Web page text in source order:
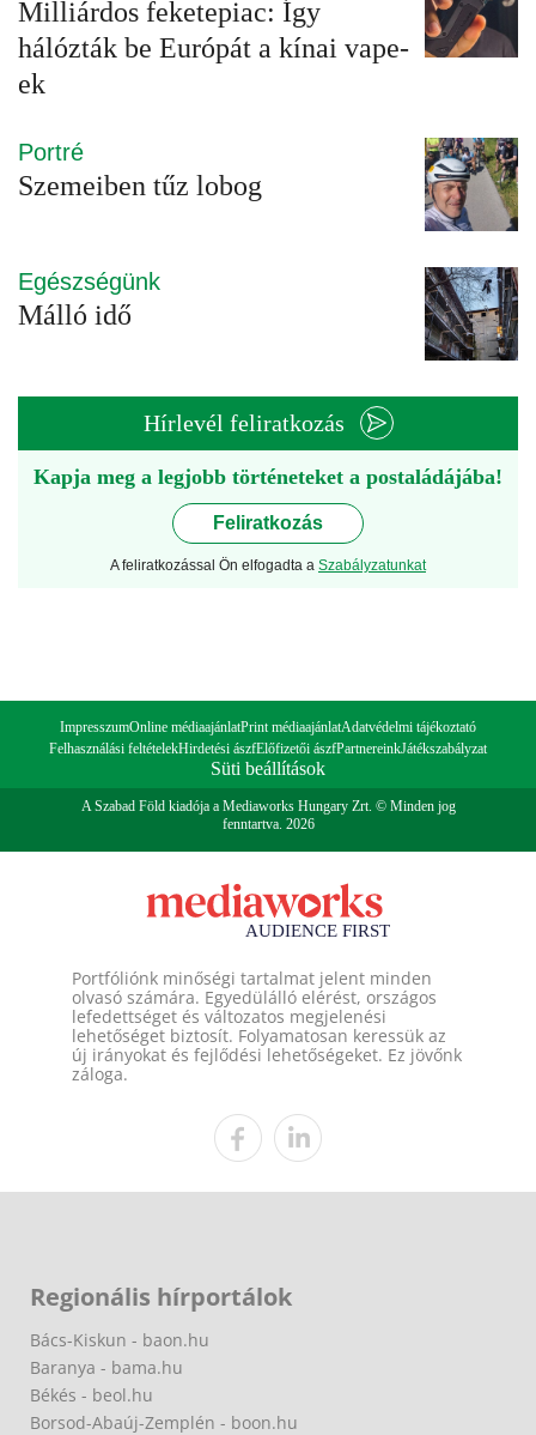
Milliárdos feketepiac: Így
hálózták be Európát a kínai vape-
ek
Portré
Szemeiben tűz lobog
Egészségünk
Málló idő
Hírlevél feliratkozás
Kapja meg a legjobb történeteket a postaládájába!
Feliratkozás
A feliratkozással Ön elfogadta a Szabályzatunkat
ImpresszumOnline médiaajánlatPrint médiaajánlatAdatvédelmi tájékoztató
Felhasználási feltételekHirdetési ászfElőfizetői ászfPartnereinkJátékszabályzat
Süti beállítások
A Szabad Föld kiadója a Mediaworks Hungary Zrt. © Minden jog
fenntartva. 2026
Portfóliónk minőségi tartalmat jelent minden
olvasó számára. Egyedülálló elérést, országos
lefedettséget és változatos megjelenési
lehetőséget biztosít. Folyamatosan keressük az
új irányokat és fejlődési lehetőségeket. Ez jövőnk
záloga.
Regionális hírportálok
Bács-Kiskun - baon.hu
Baranya - bama.hu
Békés - beol.hu
Borsod-Abaúj-Zemplén - boon.hu